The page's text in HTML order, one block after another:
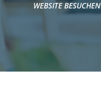
WEBSITE BESUCHEN